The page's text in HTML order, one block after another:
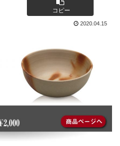
コピー
2020.04.15